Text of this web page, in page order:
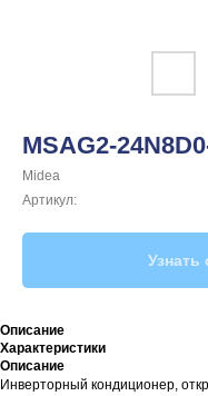
MSAG2-
Midea
Артикул:
Узнать
Описание
Характеристики
Описание
Инверторный кондиционер,